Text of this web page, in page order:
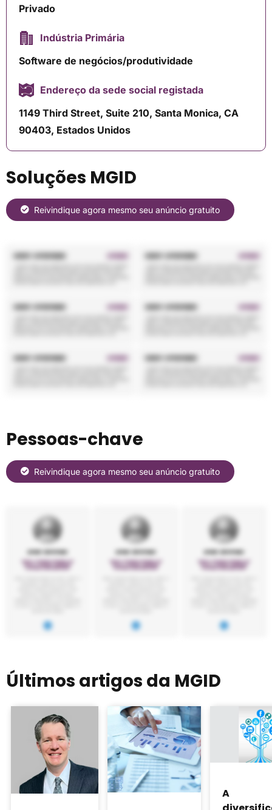
Privado
Indústria Primária
Software de negócios/produtividade
Endereço da sede social registada
1149 Third Street, Suite 210, Santa Monica, CA
90403, Estados Unidos
Soluções MGID
Reivindique agora mesmo seu anúncio gratuito
Pessoas-chave
Reivindique agora mesmo seu anúncio gratuito
Últimos artigos da MGID
A